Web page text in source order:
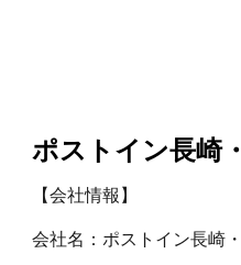
ポストイン長崎
【会社情報】
会社名：ポストイン長崎